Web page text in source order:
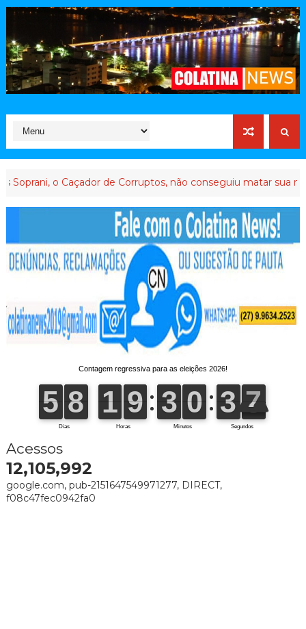
o Caçador de Corruptos, não conseguiu matar sua memória
Acessos
12,105,992
google.com, pub-2151647549971277, DIRECT,
f08c47fec0942fa0